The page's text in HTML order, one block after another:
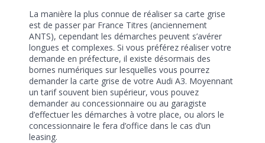
La manière la plus connue de réaliser sa carte grise
est de passer par France Titres (anciennement
ANTS), cependant les démarches peuvent s’avérer
longues et complexes. Si vous préférez réaliser votre
demande en préfecture, il existe désormais des
bornes numériques sur lesquelles vous pourrez
demander la carte grise de votre Audi A3. Moyennant
un tarif souvent bien supérieur, vous pouvez
demander au concessionnaire ou au garagiste
d’effectuer les démarches à votre place, ou alors le
concessionnaire le fera d’office dans le cas d’un
leasing.